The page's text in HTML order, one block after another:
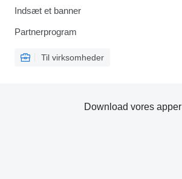
Indsæt et banner
Partnerprogram
Til virksomheder
Download vores apper